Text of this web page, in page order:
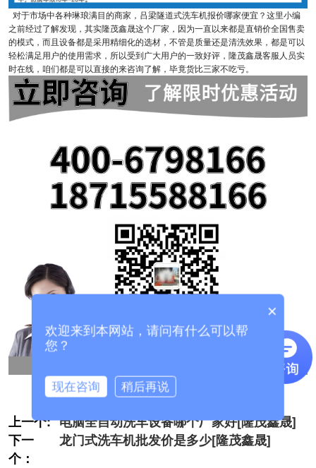
对于市场中各种琳琅满目的商家，吕梁隧道式洗车机报价哪家便宜？这里小编
之前经过了解发现，其实隆茂鑫晟这个厂家，因为一直以来都是直销价全国售卖
的模式，而且设备都是采用精细化的选材，不管是质量还是清洗效果，都是可以
轻松满足用户的使用需求，所以受到广大用户的一致好评，隆茂鑫晟客服人员实
时在线，咱们都是可以直接的来咨询了解，毕竟货比三家不吃亏。
上一个: 电脑全自动洗车设备哪个厂家好[隆茂鑫晟]
下一
个：
龙门式洗车机批发价是多少[隆茂鑫晟]
×
欢迎来到本网站，请问有什么可以帮
您？
现在咨询 稍后再说